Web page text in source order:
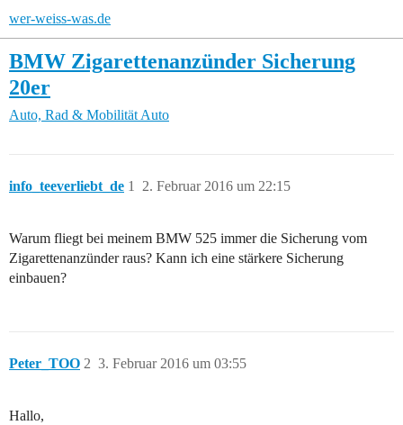
wer-weiss-was.de
BMW Zigarettenanzünder Sicherung
20er
Auto, Rad & Mobilität Auto
info_teeverliebt_de 2. Februar 2016 um 22:15
1
Warum fliegt bei meinem BMW 525 immer die Sicherung vom
Zigarettenanzünder raus? Kann ich eine stärkere Sicherung
einbauen?
Peter_TOO 3. Februar 2016 um 03:55
2
Hallo,